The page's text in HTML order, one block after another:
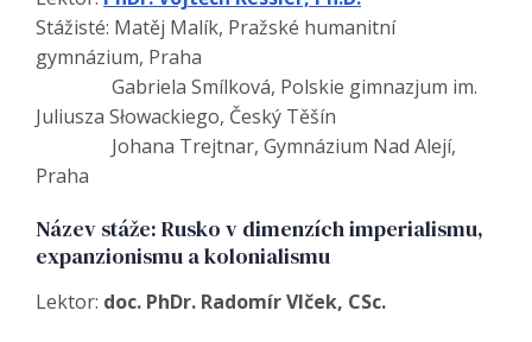
Stážisté: Matěj Malík, Pražské humanitní
gymnázium, Praha
Gabriela Smílková, Polskie gimnazjum im.
Juliusza Słowackiego, Český Těšín
Johana Trejtnar, Gymnázium Nad Alejí,
Praha
Název stáže: Rusko v dimenzích imperialismu,
expanzionismu a kolonialismu
Lektor: doc. PhDr. Radomír Vlček, CSc.